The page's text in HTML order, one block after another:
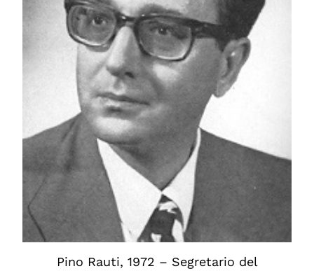
Pino Rauti, 1972 – Segretario del